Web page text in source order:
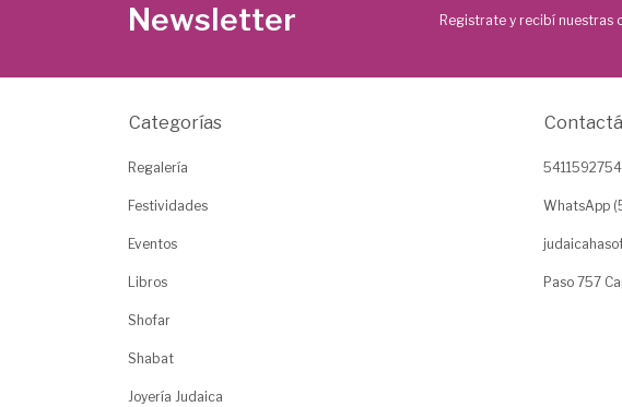
Newsletter Registrate y recibí nuestras
Categorías
Regalería
Festividades
Eventos
Libros
Shofar
Shabat
Joyería Judaica
WhatsApp
Paso 757